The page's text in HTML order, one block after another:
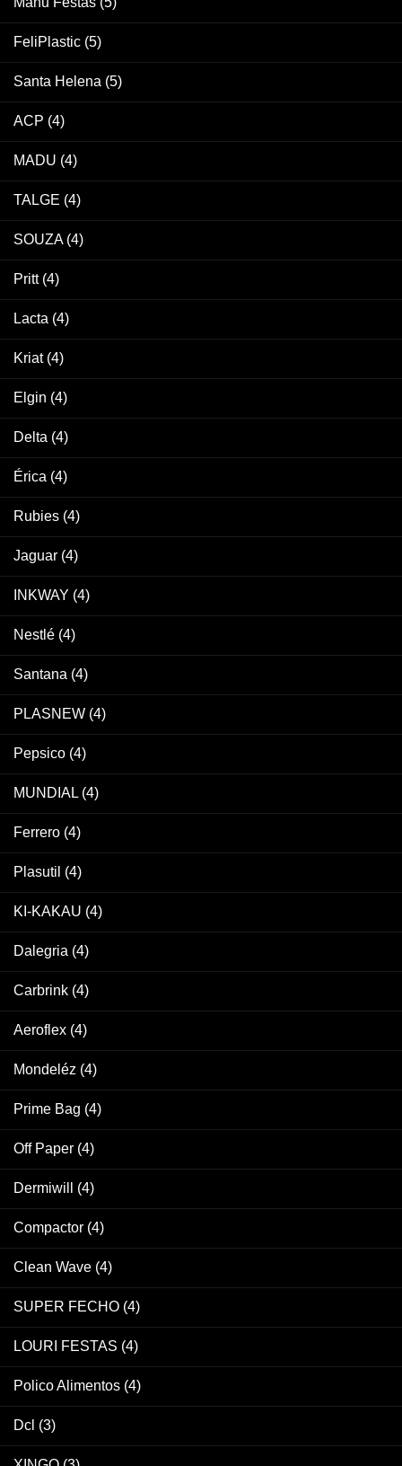
FeliPlastic (5)
Santa Helena (5)
ACP (4)
MADU (4)
TALGE (4)
SOUZA (4)
Pritt (4)
Lacta (4)
Kriat (4)
Elgin (4)
Delta (4)
Érica (4)
Rubies (4)
Jaguar (4)
INKWAY (4)
Nestlé (4)
Santana (4)
PLASNEW (4)
Pepsico (4)
MUNDIAL (4)
Ferrero (4)
Plasutil (4)
KI-KAKAU (4)
Dalegria (4)
Carbrink (4)
Aeroflex (4)
Mondeléz (4)
Prime Bag (4)
Off Paper (4)
Dermiwill (4)
Compactor (4)
Clean Wave (4)
SUPER FECHO (4)
LOURI FESTAS (4)
Polico Alimentos (4)
Dcl (3)